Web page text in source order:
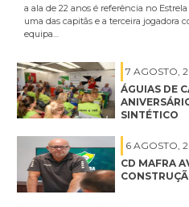
a ala de 22 anos é referência no
uma das capitãs e a terceira jogadora
equipa…
7 AGOSTO,
ÁGUIAS DE
SINTÉTICO
6 AGOSTO,
CD MAFRA